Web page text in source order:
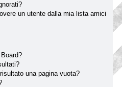
un utente dalla mia lista amici
una pagina vuota?